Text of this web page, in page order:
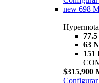
new 698
63
151
$315,900
Configurar